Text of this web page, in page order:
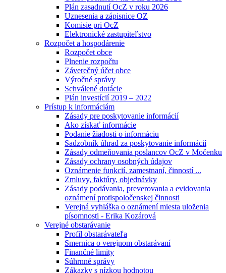
Plán zasadnutí OcZ v roku 2026
Uznesenia a zápisnice OZ
Komisie pri OcZ
Elektronické zastupiteľstvo
Rozpočet a hospodárenie
Rozpočet obce
Plnenie rozpočtu
Záverečný účet obce
Výročné správy
Schválené dotácie
Plán investícií 2019 – 2022
Prístup k informáciám
Zásady pre poskytovanie informácií
Ako získať informácie
Podanie žiadosti o informáciu
Sadzobník úhrad za poskytovanie informácií
Zásady odmeňovania poslancov OcZ v Močenku
Zásady ochrany osobných údajov
Oznámenie funkcií, zamestnaní, činností ...
Zmluvy, faktúry, objednávky
Zásady podávania, preverovania a evidovania
oznámení protispoločenskej činnosti
Verejná vyhláška o oznámení miesta uloženia
písomnosti - Erika Kozárová
Verejné obstarávanie
Profil obstarávateľa
Smernica o verejnom obstarávaní
Finančné limity
Súhrnné správy
Zákazky s nízkou hodnotou